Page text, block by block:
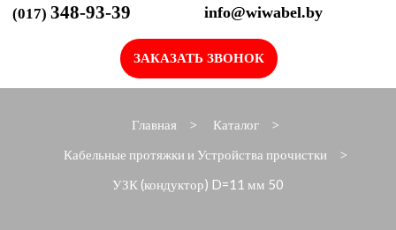
(017) 348-93-39 info@wiwabel.by
ЗАКАЗАТЬ ЗВОНОК
Главная > Каталог >
Кабельные протяжки и Устройства прочистки >
УЗК (кондуктор) D=11 мм 50